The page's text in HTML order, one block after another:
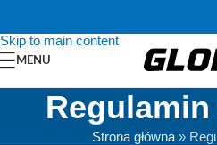
Skip to main content
MENU
Strona główna »